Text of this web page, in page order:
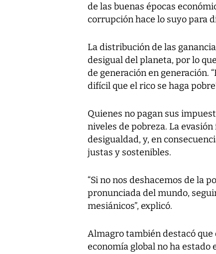
de las buenas épocas
corrupción hace lo suyo para
La distribución de las
desigual del planeta, por lo
de generación en generación.
difícil que el rico se haga
Quienes no pagan sus
niveles de pobreza. La
desigualdad, y, en
justas y sostenibles.
“Si no nos deshacemos de la
pronunciada del mundo,
mesiánicos”, explicó.
Almagro también destacó que
economía global no ha estado